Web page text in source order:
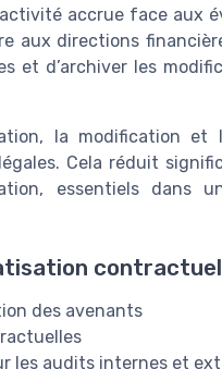
accrue face aux
aux directions
et d’archiver les
la modification
Cela réduit
essentiels
des avenants
les audits internes et